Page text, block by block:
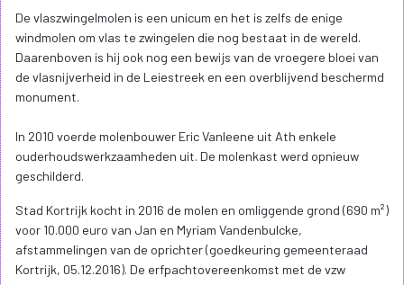
De vlaszwingelmolen is een unicum en het is zelfs de enige
windmolen om vlas te zwingelen die nog bestaat in de wereld.
Daarenboven is hij ook nog een bewijs van de vroegere bloei van
de vlasnijverheid in de Leiestreek en een overblijvend beschermd
monument.
In 2010 voerde molenbouwer Eric Vanleene uit Ath enkele
ouderhoudswerkzaamheden uit. De molenkast werd opnieuw
geschilderd.
Stad Kortrijk kocht in 2016 de molen en omliggende grond (690 m²)
voor 10.000 euro van Jan en Myriam Vandenbulcke,
afstammelingen van de oprichter (goedkeuring gemeenteraad
Kortrijk, 05.12.2016). De erfpachtovereenkomst met de vzw